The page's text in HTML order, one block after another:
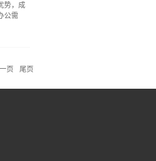
取设备
与交
二、
势，成
公需
困境。
完成，
业化
一页 尾页